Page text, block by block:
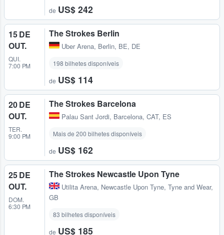
de US$ 242
15 DE
OUT.
QUI.
7:00 PM
The Strokes Berlin
Uber Arena, Berlin, BE, DE
198 bilhetes disponíveis
de US$ 114
20 DE
OUT.
TER.
9:00 PM
The Strokes Barcelona
Palau Sant Jordi, Barcelona, CAT, ES
Mais de 200 bilhetes disponíveis
de US$ 162
25 DE
OUT.
DOM.
6:30 PM
The Strokes Newcastle Upon Tyne
Utilita Arena, Newcastle Upon Tyne, Tyne and Wear,
GB
83 bilhetes disponíveis
de US$ 185